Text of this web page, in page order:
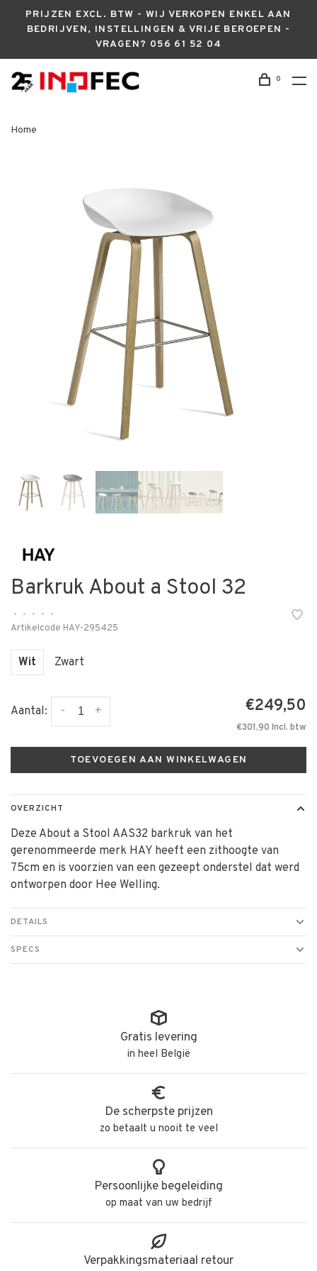
PRIJZEN EXCL. BTW - WIJ VERKOPEN ENKEL AAN
BEDRIJVEN, INSTELLINGEN & VRIJE BEROEPEN -
VRAGEN? 056 61 52 04
0
Home
Barkruk About a Stool 32
• • • •
•
Artikelcode HAY-295425
Wit Zwart
Aantal: +
- €249,50
€301,90 Incl. btw
TOEVOEGEN AAN WINKELWAGEN
OVERZICHT
Deze About a Stool AAS32 barkruk van het
gerenommeerde merk HAY heeft een zithoogte van
75cm en is voorzien van een gezeept onderstel dat werd
ontworpen door Hee Welling.
DETAILS
SPECS
Gratis levering
in heel België
De scherpste prijzen
zo betaalt u nooit te veel
Persoonlijke begeleiding
op maat van uw bedrijf
Verpakkingsmateriaal retour